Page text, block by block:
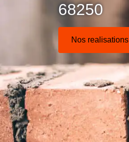
68250
Nos realisations